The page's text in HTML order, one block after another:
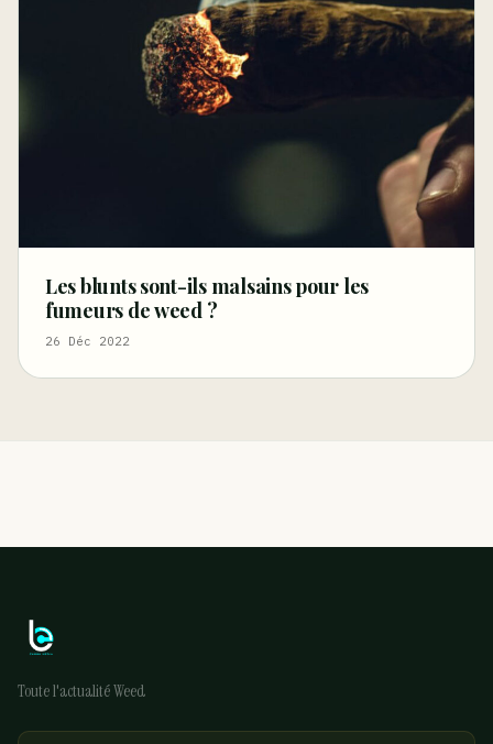
Les blunts sont-ils malsains pour les
fumeurs de weed ?
26 Déc 2022
Toute l'actualité Weed